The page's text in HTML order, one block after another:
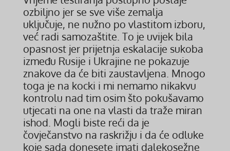
ozbiljno jer se sve više zemalja
uključuje, ne nužno po vlastitom izboru,
već radi samozaštite. To je uvijek bila
opasnost jer prijetnja eskalacije sukoba
između Rusije i Ukrajine ne pokazuje
znakove da će biti zaustavljena. Mnogo
toga je na kocki i mi nemamo nikakvu
kontrolu nad tim osim što pokušavamo
utjecati na one na vlasti da traže miran
ishod. Mogli biste reći da je
čovječanstvo na raskrižju i da će odluke
koje sada donesete imati dalekosežne